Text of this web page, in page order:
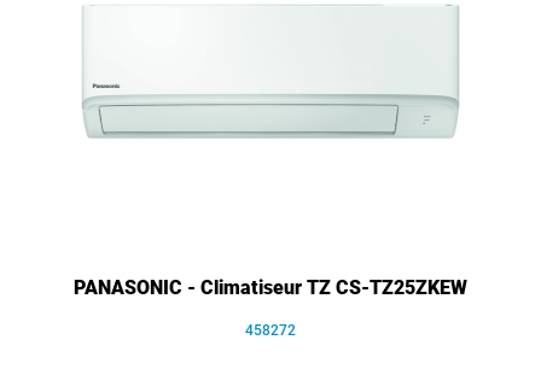
PANASONIC - Climatiseur TZ CS-TZ25ZKEW
458272